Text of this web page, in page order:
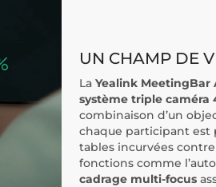
UN CHAMP DE
La Yealink MeetingBar
système triple caméra
combinaison d’un
chaque participant est
tables incurvées contre
fonctions comme
cadrage multi-focus